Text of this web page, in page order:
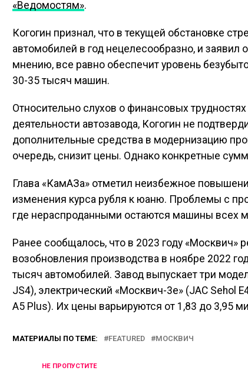
«Ведомостям».
Когогин признал, что в текущей обстановке
автомобилей в год нецелесообразно, и заявил
мнению, все равно обеспечит уровень
30-35 тысяч машин.
Относительно слухов о финансовых
деятельности автозавода, Когогин не
дополнительные средства в модернизацию
очередь, снизит цены. Однако конкретные
Глава «КамАЗа» отметил неизбежное
изменения курса рубля к юаню. Проблемы с
где нераспроданными остаются машины всех
Ранее сообщалось, что в 2023 году «Москвич»
возобновления производства в ноябре 2022
тысяч автомобилей. Завод выпускает три
JS4), электрический «Москвич-3е» (JAC Sehol
A5 Plus). Их цены варьируются от 1,83 до 3,95
МАТЕРИАЛЫ ПО ТЕМЕ: FEATURED МОСКВИЧ
НЕ ПРОПУСТИТЕ